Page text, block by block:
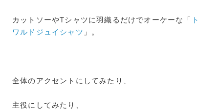
カットソーやTシャツに羽織るだけでオーケーな「 ト
ワルドジュイシャツ 」。
全体のアクセントにしてみたり、
主役にしてみたり、